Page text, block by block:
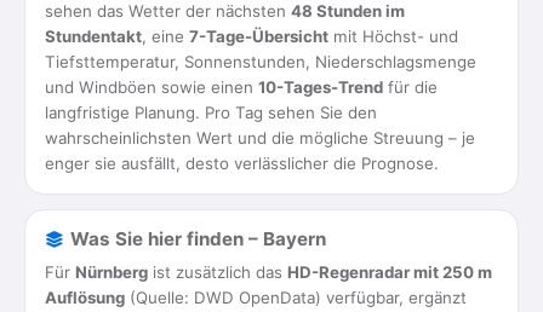
sehen das Wetter der nächsten 48 Stunden im
Stundentakt, eine 7-Tage-Übersicht mit Höchst- und
Tiefsttemperatur, Sonnenstunden, Niederschlagsmenge
und Windböen sowie einen 10-Tages-Trend für die
langfristige Planung. Pro Tag sehen Sie den
wahrscheinlichsten Wert und die mögliche Streuung – je
enger sie ausfällt, desto verlässlicher die Prognose.
Was Sie hier finden – Bayern
Für Nürnberg ist zusätzlich das HD-Regenradar mit 250 m
Auflösung (Quelle: DWD OpenData) verfügbar, ergänzt